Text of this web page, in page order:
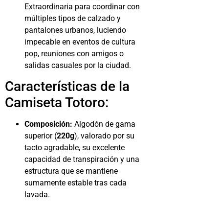
Extraordinaria para coordinar con
múltiples tipos de calzado y
pantalones urbanos, luciendo
impecable en eventos de cultura
pop, reuniones con amigos o
salidas casuales por la ciudad.
Características de la
Camiseta Totoro:
Composición: Algodón de gama
superior (220g), valorado por su
tacto agradable, su excelente
capacidad de transpiración y una
estructura que se mantiene
sumamente estable tras cada
lavada.